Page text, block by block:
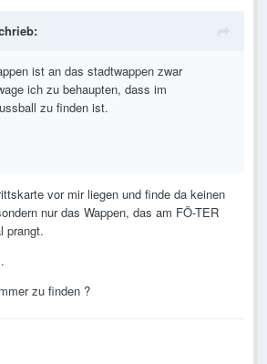
ist an das stadtwappen zwar
ich zu behaupten, dass im
zu finden ist.
vor mir liegen und finde da keinen
nur das Wappen, das am FÖ-TER
prangt.
zu finden ?